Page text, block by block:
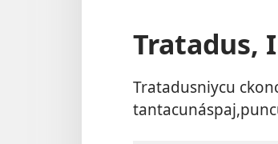
Tratadus,
Tratadusniycu